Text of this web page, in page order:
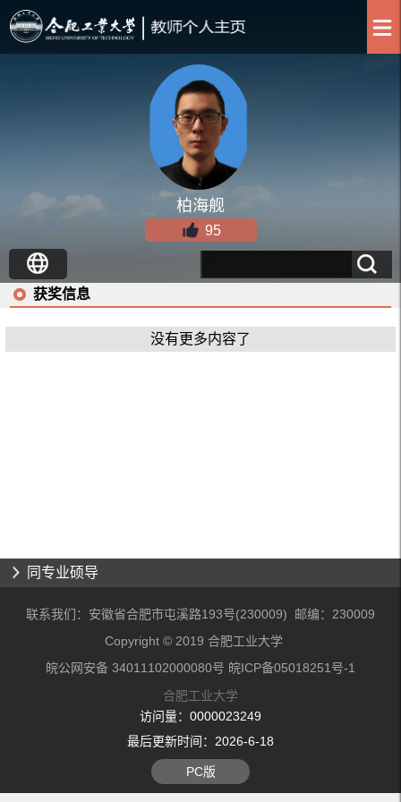
柏海舰
95
获奖信息
没有更多内容了
同专业硕导
联系我们：安徽省合肥市屯溪路193号(230009) 邮编：230009
Copyright © 2019 合肥工业大学
皖公网安备 34011102000080号 皖ICP备05018251号-1
合肥工业大学
访问量： 0000023249
最后更新时间： 2026-6-18
PC版